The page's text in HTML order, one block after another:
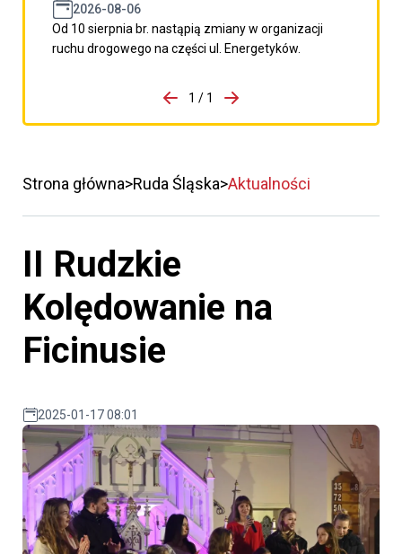
2026-08-06
Od 10 sierpnia br. nastąpią zmiany w organizacji
ruchu drogowego na części ul. Energetyków.
porzpedniego komunikatu
1 / 1
Przejdź do następnego
Strona główna Ruda Śląska Aktualności
II Rudzkie
Kolędowanie na
Ficinusie
2025-01-17 08:01